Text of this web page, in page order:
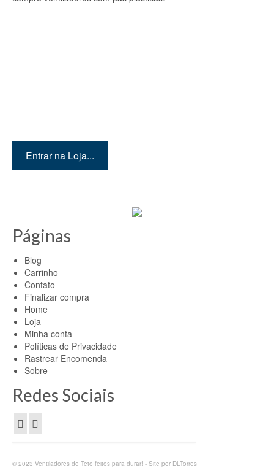
Entrar na Loja...
Páginas
Blog
Carrinho
Contato
Finalizar compra
Home
Loja
Minha conta
Políticas de Privacidade
Rastrear Encomenda
Sobre
Redes Sociais
© 2023 Ventiladores de Teto feitos para durar! - Site por DLTorres